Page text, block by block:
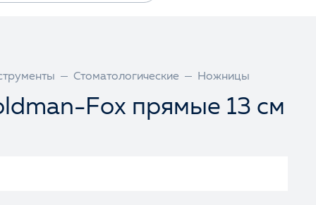
Стоматологические Ножницы
Fox прямые 13 см